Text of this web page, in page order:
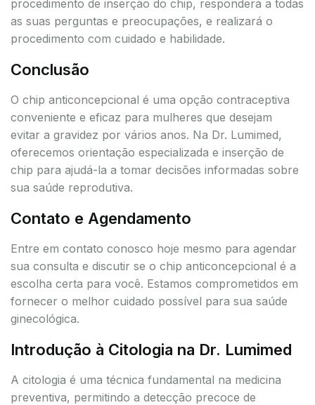
procedimento de inserção do chip, responderá a todas
as suas perguntas e preocupações, e realizará o
procedimento com cuidado e habilidade.
Conclusão
O chip anticoncepcional é uma opção contraceptiva
conveniente e eficaz para mulheres que desejam
evitar a gravidez por vários anos. Na Dr. Lumimed,
oferecemos orientação especializada e inserção de
chip para ajudá-la a tomar decisões informadas sobre
sua saúde reprodutiva.
Contato e Agendamento
Entre em contato conosco hoje mesmo para agendar
sua consulta e discutir se o chip anticoncepcional é a
escolha certa para você. Estamos comprometidos em
fornecer o melhor cuidado possível para sua saúde
ginecológica.
Introdução à Citologia na Dr. Lumimed
A citologia é uma técnica fundamental na medicina
preventiva, permitindo a detecção precoce de